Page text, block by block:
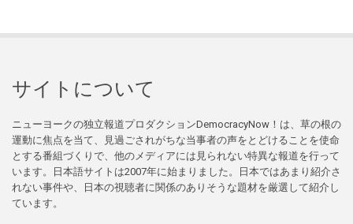
サイトについて
ニューヨークの独立報道プロダクションDemocracyNow！は、草の根の
運動に焦点を当て、見過ごされがちな当事者の声をとどけることを使命
とする番組づくりで、他のメディアには見られない特異な報道を行って
います。日本語サイトは2007年に始まりました。日本ではあまり紹介さ
れない事件や、日本の視聴者に関係のありそうな題材を厳選して紹介し
ています。